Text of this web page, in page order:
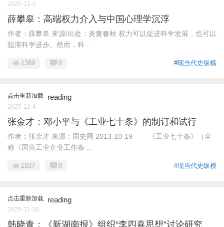
2025-12-5
薛攀皋：高端权力介入与中国心理学沉浮
作者：薛攀皋 来源/出处：炎黄春秋 权力可以促进科学发展，也可以
阻滞科学进步。然而，科 ...
#现当代史纵横
1389 0
点击重新加载 reading
2025-12-4
张金才：邓小平与《工业七十条》的制订和试行
作者：张金才 来源：国史网 2013-10-19 《工业七十条》（全
称《国营工业企业工作条 ...
#现当代史纵横
1937 0
点击重新加载 reading
2025-11-30
韩晓青：《新湖南报》组织“李四喜思想”讨论研究